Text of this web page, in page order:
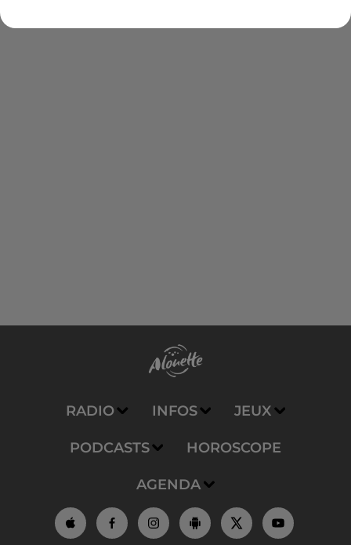
RADIO INFOS JEUX
PODCASTS HOROSCOPE
AGENDA